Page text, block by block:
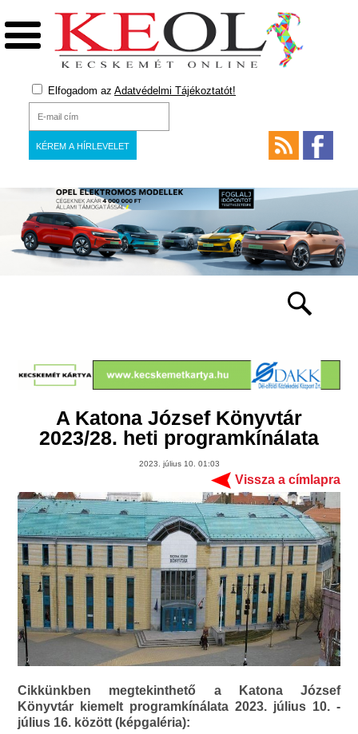
Elfogadom az Adatvédelmi Tájékoztatót!
A Katona József Könyvtár
2023/28. heti programkínálata
2023. július 10. 01:03
Vissza a címlapra
Cikkünkben megtekinthető a Katona József
Könyvtár kiemelt programkínálata 2023. július 10. -
július 16. között (képgaléria):